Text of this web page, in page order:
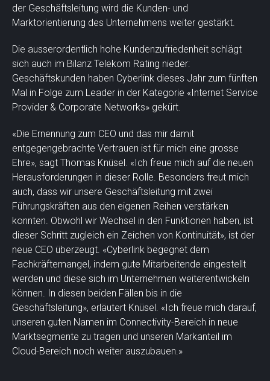
der Geschäftsleitung wird die Kunden- und
Marktorientierung des Unternehmens weiter gestärkt.
Die ausserordentlich hohe Kundenzufriedenheit schlägt
sich auch im Bilanz Telekom Rating nieder:
Geschäftskunden haben Cyberlink dieses Jahr zum fünften
Mal in Folge zum Leader in der Kategorie «Internet Service
Provider & Corporate Networks» gekürt.
«Die Ernennung zum CEO und das mir damit
entgegengebrachte Vertrauen ist für mich eine grosse
Ehre», sagt Thomas Knüsel. «Ich freue mich auf die neuen
Herausforderungen in dieser Rolle. Besonders freut mich
auch, dass wir unsere Geschäftsleitung mit zwei
Führungskräften aus den eigenen Reihen verstärken
konnten. Obwohl wir Wechsel in den Funktionen haben, ist
dieser Schritt zugleich ein Zeichen von Kontinuität», ist der
neue CEO überzeugt. «Cyberlink begegnet dem
Fachkräftemangel, indem gute Mitarbeitende eingestellt
werden und diese sich im Unternehmen weiterentwickeln
können. In diesen beiden Fällen bis in die
Geschäftsleitung», erläutert Knüsel. «Ich freue mich darauf,
unseren guten Namen im Connectivity-Bereich in neue
Marktsegmente zu tragen und unseren Markanteil im
Cloud-Bereich noch weiter auszubauen.»